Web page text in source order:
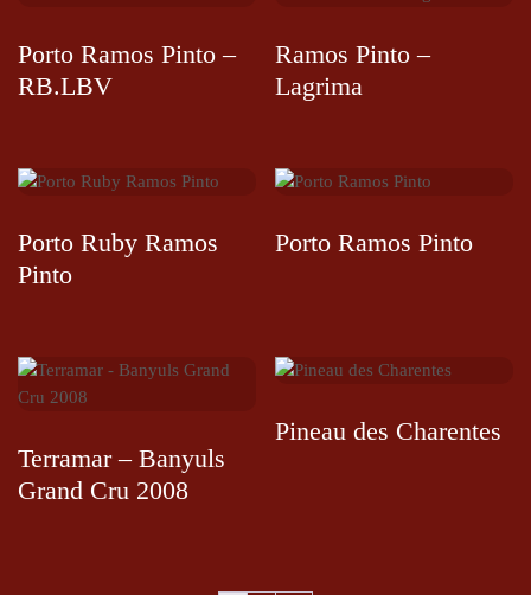
Porto Ramos Pinto –
RB.LBV
Ramos Pinto –
Lagrima
Porto Ruby Ramos
Pinto
Porto Ramos Pinto
Terramar – Banyuls
Grand Cru 2008
Pineau des Charentes